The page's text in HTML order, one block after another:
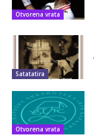
Otvorena vrata
Satatatira
Otvorena vrata